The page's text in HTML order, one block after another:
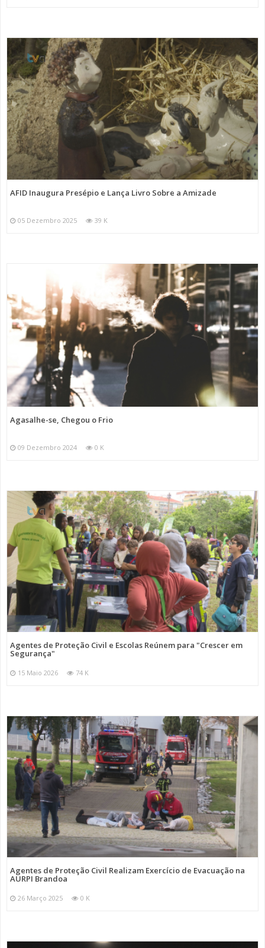
AFID Inaugura Presépio e Lança Livro Sobre a Amizade
05 Dezembro 2025 39 K
Agasalhe-se, Chegou o Frio
09 Dezembro 2024 0 K
Agentes de Proteção Civil e Escolas Reúnem para "Crescer em
Segurança"
15 Maio 2026 74 K
Agentes de Proteção Civil Realizam Exercício de Evacuação na
AURPI Brandoa
26 Março 2025 0 K